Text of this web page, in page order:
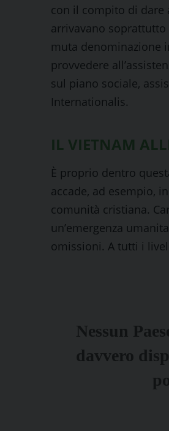
con il compito di dare
arrivavano soprattutto
muta denominazione
provvedere
sul piano sociale,
Internationalis.
IL VIETNAM
È proprio dentro
accade, ad esempio,
comunità cristiana.
un’emergenza
omissioni. A tutti i
Nessun
davvero